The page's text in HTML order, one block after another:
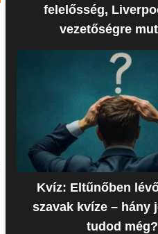
felelősség,
vezetőségre
Kvíz: Eltűnőben
szavak kvíze – hány
tudod még?